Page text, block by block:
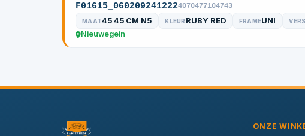
F01615_0602092412224070477104743
MAAT45 45 CM N5 KLEUR RUBY RED FRAMEUNI
Nieuwegein
ONZE